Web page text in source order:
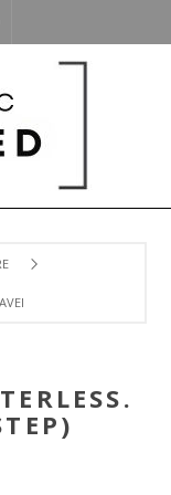
(3 STEP)